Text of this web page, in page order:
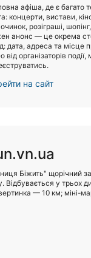
афіша, де є багато
концерти, вистави,
розіграші,
анонс — це окрема
дата, адреса та
від організаторів
на сайт
Біжить" щорічний
Відбувається у трьох
— 10 км; міні-